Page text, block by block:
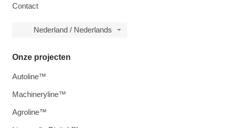
Contact
Nederland / Nederlands
Onze projecten
Autoline™
Machineryline™
Agroline™